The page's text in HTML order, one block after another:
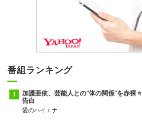
番組ランキング
加護亜依、芸能人との“体の関係”を赤裸々
告白
愛のハイエナ